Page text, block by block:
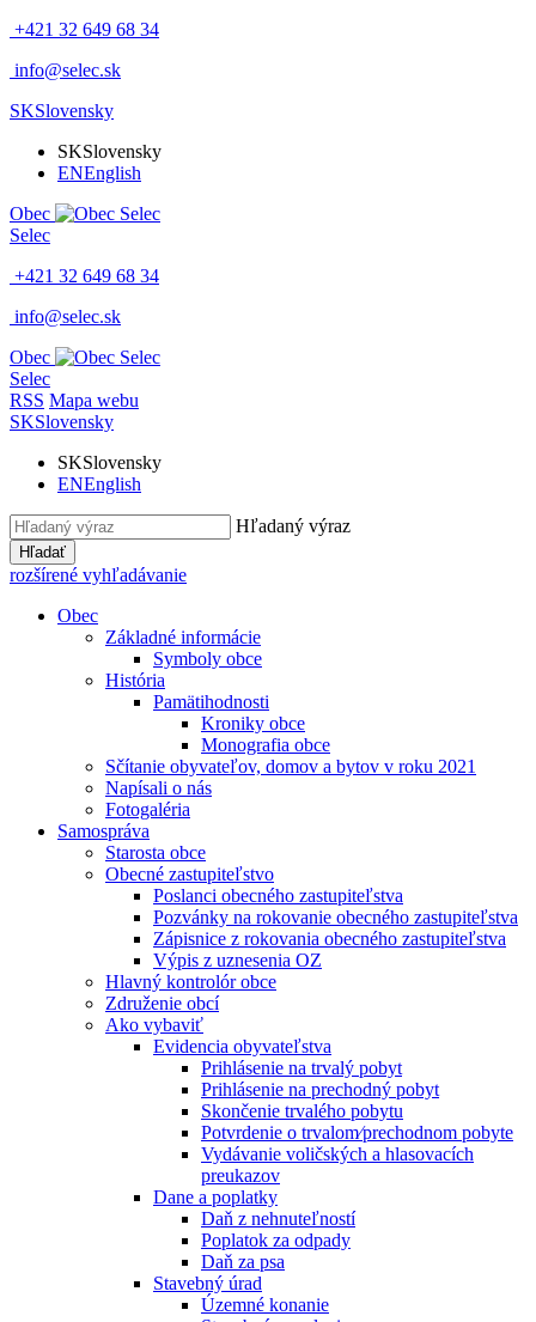
+421 32 649 68 34
info@selec.sk
SKSlovensky
SKSlovensky
ENEnglish
Obec
Selec
+421 32 649 68 34
info@selec.sk
Obec
Selec
RSS Mapa webu
SKSlovensky
SKSlovensky
ENEnglish
Hľadaný výraz
Hľadať
rozšírené vyhľadávanie
Obec
Základné informácie
Symboly obce
História
Pamätihodnosti
Kroniky obce
Monografia obce
Sčítanie obyvateľov, domov a bytov v roku 2021
Napísali o nás
Fotogaléria
Samospráva
Starosta obce
Obecné zastupiteľstvo
Poslanci obecného zastupiteľstva
Pozvánky na rokovanie obecného zastupiteľstva
Zápisnice z rokovania obecného zastupiteľstva
Výpis z uznesenia OZ
Hlavný kontrolór obce
Združenie obcí
Ako vybaviť
Evidencia obyvateľstva
Prihlásenie na trvalý pobyt
Prihlásenie na prechodný pobyt
Skončenie trvalého pobytu
Potvrdenie o trvalom⁄prechodnom pobyte
Vydávanie voličských a hlasovacích
preukazov
Dane a poplatky
Daň z nehnuteľností
Poplatok za odpady
Daň za psa
Stavebný úrad
Územné konanie